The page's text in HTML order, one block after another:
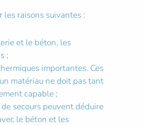
les raisons suivantes :
et le béton, les
;
importantes. Ces
matériau ne doit pas tant
capable ;
secours peuvent déduire
le béton et les